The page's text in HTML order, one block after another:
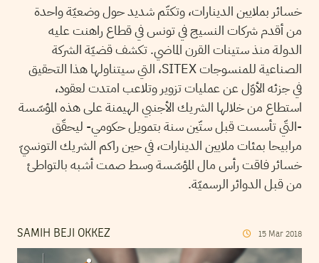
خسائر بملايين الدينارات، وتكتّم شديد حول وضعيّة واحدة
من أقدم شركات النسيج في تونس في قطاع راهنت عليه
الدولة منذ ستينات القرن الماضي. تكشف قضيّة الشركة
الصناعية للمنسوجات SITEX، التي سيتناولها هذا التحقيق
في جزئه الأوّل عن عمليات تزوير وتلاعب امتدت لعقود،
استطاع من خلالها الشريك الأجنبي الهيمنة على هذه المؤسّسة
-التّي تأسست قبل ستّين سنة بتمويل حكومي- ليحقّق
مرابيحا بمئات ملايين الدينارات، في حين راكم الشريك التونسيّ
خسائر فاقت رأس مال المؤسّسة وسط صمت أشبه بالتواطئ
من قبل الدوائر الرسميّة.
SAMIH BEJI OKKEZ 15 Mar 2018